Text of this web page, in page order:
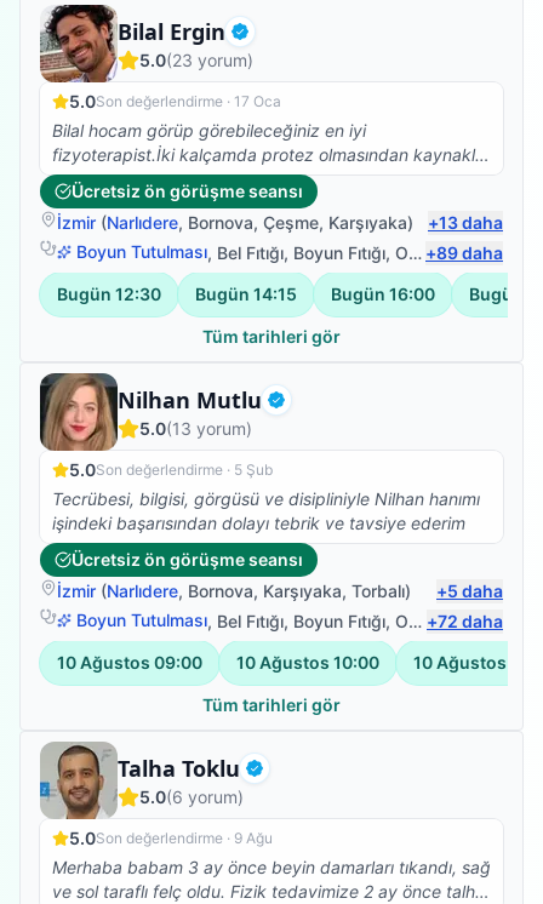
Bilal Ergin Doğrulanmış
Fizyoterapist
5.0(23 yorum)
5.0Son değerlendirme · 17 Oca
Bilal hocam görüp görebileceğiniz en iyi
fizyoterapist.İki kalçamda protez olmasından kaynaklı
Skolyoz başlangıcı teşhisi kondu. Ağrılarımın artması
nedeniyle fizyoterapist arayışına girdim ve Bilal
Hocamla çalışmaya başladık. Abartmıyorum iki
seanstan sonra belimdeki ağrılar yok oldu.Dik durmaya
başladım. Ve yürüyüşüm düzeldi.Kendisinin bilgisi
güleryüzü ve modum düştüğünde pozitif yaklaşımıyla
harika bir iş başardı. Kendimi çok iyi
hissediyorum.Fizyoterapim devam ediyor.Emeklerinize
sağlık.
Ücretsiz ön görüşme seansı
İzmir (Narlıdere, Bornova, Çeşme, Karşıyaka) +13daha
Boyun Tutulması, Bel Fıtığı, Boyun Fıtığı, Omuz Bağ Yaralanması +89daha
Bugün 12:30 Bugün 14:15 Bugün 16:00 Bugün
Tüm tarihleri gör
Nilhan Mutlu Doğrulanmış
Fizyoterapist
5.0(13 yorum)
5.0Son değerlendirme · 5 Şub
Tecrübesi, bilgisi, görgüsü ve disipliniyle Nilhan hanımı
işindeki başarısından dolayı tebrik ve tavsiye ederim
Ücretsiz ön görüşme seansı
İzmir (Narlıdere, Bornova, Karşıyaka, Torbalı) +5 daha
Boyun Tutulması, Bel Fıtığı, Boyun Fıtığı, Omuz Bağ Yaralanması +72 daha
10 Ağustos 09:00 10 Ağustos 10:00 10 Ağustos
Tüm tarihleri gör
Talha Toklu Doğrulanmış
Fizyoterapist
5.0(6 yorum)
5.0Son değerlendirme · 9 Ağu
Merhaba babam 3 ay önce beyin damarları tıkandı, sağ
ve sol taraflı felç oldu. Fizik tedavimize 2 ay önce talha